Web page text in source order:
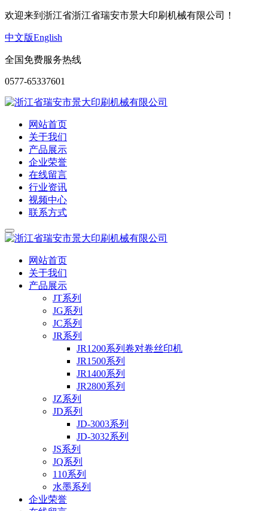
欢迎来到浙江省浙江省瑞安市景大印刷机械有限公司！
中文版English
全国免费服务热线
0577-65337601
网站首页
关于我们
产品展示
企业荣誉
在线留言
行业资讯
视频中心
联系方式
网站首页
关于我们
产品展示
JT系列
JG系列
JC系列
JR系列
JR1200系列卷对卷丝印机
JR1500系列
JR1400系列
JR2800系列
JZ系列
JD系列
JD-3003系列
JD-3032系列
JS系列
JQ系列
110系列
水墨系列
企业荣誉